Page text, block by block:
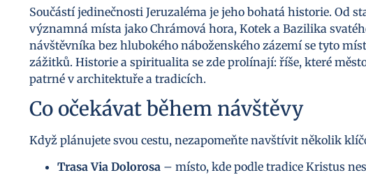
Součástí jedinečnosti Jeruzaléma je jeho bohatá historie. Od
významná místa jako Chrámová hora, Kotek a Bazilika
návštěvníka bez hlubokého náboženského zázemí se tyto
zážitků. Historie a spiritualita se zde prolínají: říše, které
patrné v architektuře a tradicích.
Co očekávat během návštěvy
Když plánujete svou cestu, nezapomeňte navštívit několik
Trasa Via Dolorosa – místo, kde podle tradice Kristus